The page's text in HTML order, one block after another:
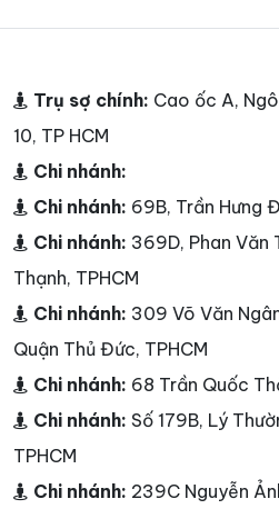
Trụ sợ chính: Cao ốc A,
10, TP HCM
Chi nhánh:
Chi nhánh: 69B, Trần Hưng
Chi nhánh: 369D, Phan Văn
Thạnh, TPHCM
Chi nhánh: 309 Võ Văn
Quận Thủ Đức, TPHCM
Chi nhánh: 68 Trần Quốc
Chi nhánh: Số 179B, Lý
TPHCM
Chi nhánh: 239C Nguyễn